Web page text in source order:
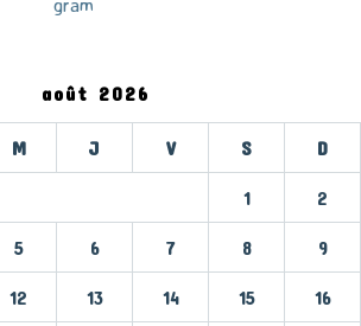
août 2026
M J V S D
1 2
5 6 7 8 9
12 13 14 15 16